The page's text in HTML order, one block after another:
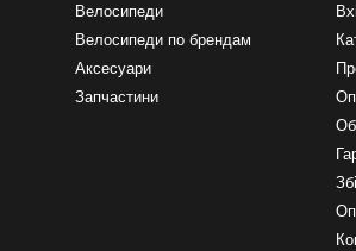
Велосипеди
Велосипеди по брендам
Аксесуари
Запчастини